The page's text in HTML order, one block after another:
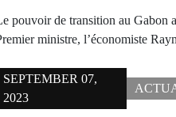
pouvoir de transition au Gabon
ministre, l’économiste
SEPTEMBER 07,
2023